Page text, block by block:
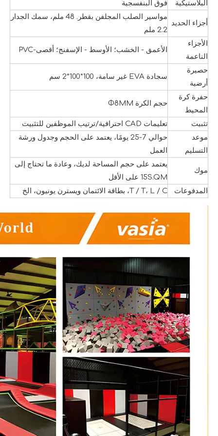
البلاستيكية فوق البنفسجية
أجزاء الحديد
مواسير الصلب المجلفن بقطر. 48 ملم، سمك الجدار
2.2 ملم
الأجزاء
الناعمة
الأعمق - الخشب؛ الأوسط - الإسفنج؛ أقصى-PVC
حصيرة
أرضية
سجادة EVA غير سامة، 100*100*2 سم
حفرة كرة
المحيط
حجم الكرة Φ8MM
تثبيت
تعليمات CAD احترافية/ترتيب الموظفين للتثبيت
موعد
التسليم
حوالي 7-25 يومًا، يعتمد على الحجم وجدول ورشة
العمل
موك
يعتمد على حجم المساحة لديك، وعادة ما تحتاج إلى
15S.QM على الأقل
المدفوعات
T / T، L / C، بطاقة الائتمان ويسترن يونيون، الخ